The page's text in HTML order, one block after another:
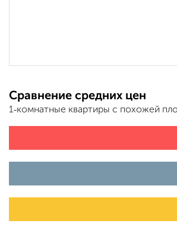
Сравнение средних цен
1‑комнатные квартиры с похожей